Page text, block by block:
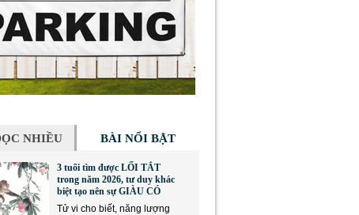
NHIỀU BÀI NỔI BẬT
3 tuổi tìm được LỐI TẮT
trong năm 2026, tư duy khác
biệt tạo nên sự GIÀU CÓ
Tử vi cho biết, năng lượng